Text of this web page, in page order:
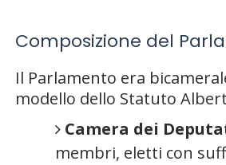
Composizione del
Il Parlamento era
modello dello Statuto
Camera dei
membri, eletti con